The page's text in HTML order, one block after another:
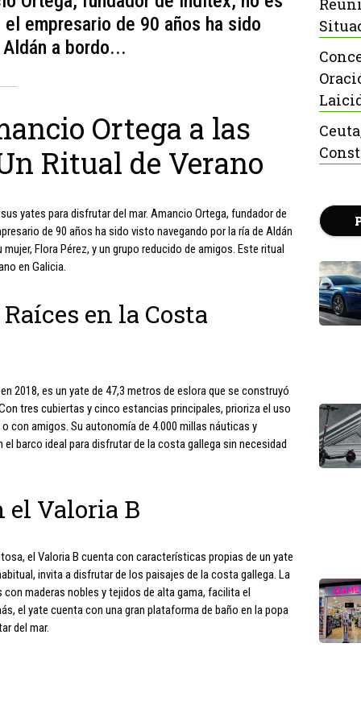
empresario de 90 años ha sido
a bordo...
Ortega a las
Ritual de Verano
yates para disfrutar del mar. Amancio Ortega, fundador de
de 90 años ha sido visto navegando por la ría de Aldán
Flora Pérez, y un grupo reducido de amigos. Este ritual
en Galicia.
en la Costa
2018, es un yate de 47,3 metros de eslora que se construyó
tres cubiertas y cinco estancias principales, prioriza el uso
con amigos. Su autonomía de 4.000 millas náuticas y
barco ideal para disfrutar de la costa gallega sin necesidad
el Valoria B
el Valoria B cuenta con características propias de un yate
invita a disfrutar de los paisajes de la costa gallega. La
maderas nobles y tejidos de alta gama, facilita el
el yate cuenta con una gran plataforma de baño en la popa
del mar.